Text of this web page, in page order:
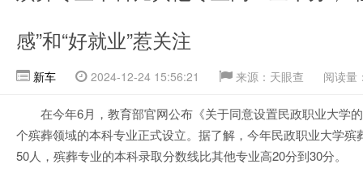
感”和“好就业”惹关注
新车 2024-12-24 15:56:21 来源：天眼查 阅读
在今年6月，教育部官网公布《关于同意设置民政职业大学
个殡葬领域的本科专业正式设立。据了解，今年民政职业大学殡
50人，殡葬专业的本科录取分数线比其他专业高20分到30分。